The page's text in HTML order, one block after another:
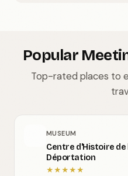
Popular
Top-rated places to
MUSEUM
Centre d'Histoire de
Déportation
★★★★★